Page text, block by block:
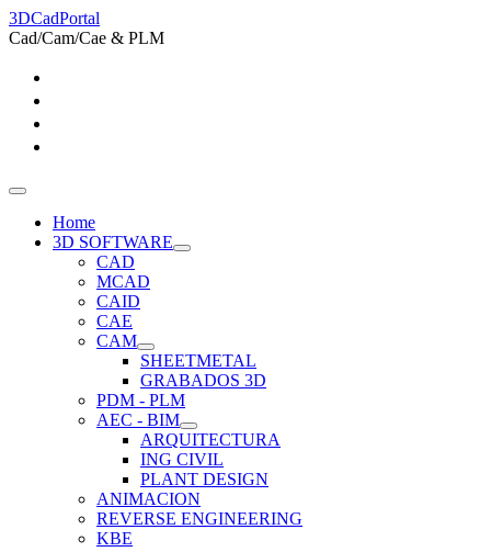
3DCadPortal
Cad/Cam/Cae & PLM
Home
3D SOFTWARE
CAD
MCAD
CAID
CAE
CAM
SHEETMETAL
GRABADOS 3D
PDM - PLM
AEC - BIM
ARQUITECTURA
ING CIVIL
PLANT DESIGN
ANIMACION
REVERSE ENGINEERING
KBE